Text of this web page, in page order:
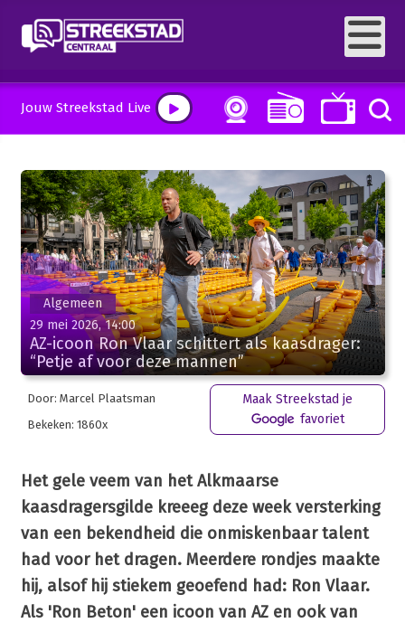
Jouw Streekstad Live
Algemeen
29 mei 2026, 14:00
AZ-icoon Ron Vlaar schittert als kaasdrager:
“Petje af voor deze mannen”
Door: Marcel Plaatsman
Bekeken: 1860x
Maak Streekstad je
favoriet
Het gele veem van het Alkmaarse
kaasdragersgilde kreeeg deze week versterking
van een bekendheid die onmiskenbaar talent
had voor het dragen. Meerdere rondjes maakte
hij, alsof hij stiekem geoefend had: Ron Vlaar.
Als 'Ron Beton' een icoon van AZ en ook van